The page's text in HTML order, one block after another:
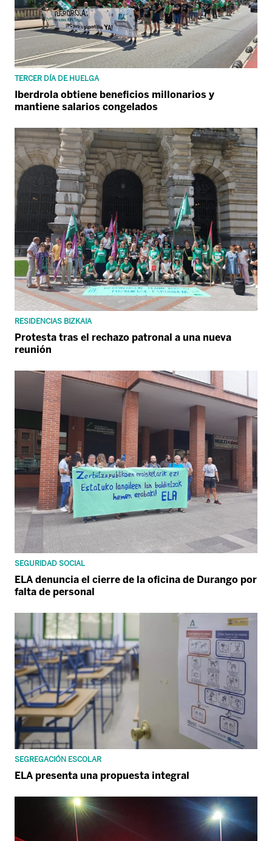
TERCER DÍA DE HUELGA
Iberdrola obtiene beneficios millonarios y
mantiene salarios congelados
RESIDENCIAS BIZKAIA
Protesta tras el rechazo patronal a una nueva
reunión
SEGURIDAD SOCIAL
ELA denuncia el cierre de la oficina de Durango por
falta de personal
SEGREGACIÓN ESCOLAR
ELA presenta una propuesta integral